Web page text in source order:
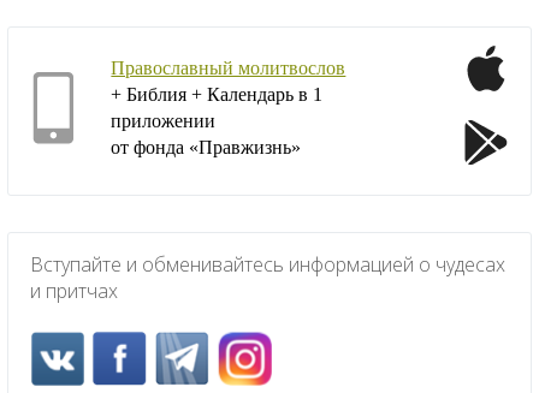
Православный молитвослов
+ Библия + Календарь в 1
приложении
от фонда «Правжизнь»
Вступайте и обменивайтесь информацией о чудесах
и притчах